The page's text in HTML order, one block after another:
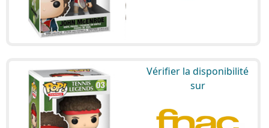
Vérifier la disponibilité
sur